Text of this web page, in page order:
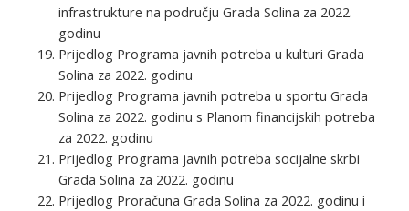
infrastrukture na području Grada Solina za 2022.
godinu
Prijedlog Programa javnih potreba u kulturi Grada
Solina za 2022. godinu
Prijedlog Programa javnih potreba u sportu Grada
Solina za 2022. godinu s Planom financijskih potreba
za 2022. godinu
Prijedlog Programa javnih potreba socijalne skrbi
Grada Solina za 2022. godinu
Prijedlog Proračuna Grada Solina za 2022. godinu i